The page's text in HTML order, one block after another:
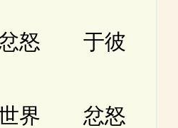
怒 于彼
界 忿怒